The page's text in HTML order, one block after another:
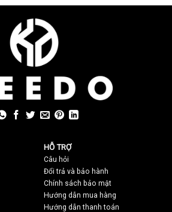
HỖ TRỢ
Câu hỏi
Đổi trả và bảo hành
Chính sách bảo mật
Hướng dẫn mua hàng
Hướng dẫn thanh toán